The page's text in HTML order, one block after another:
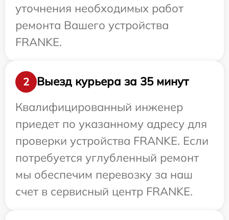
уточнения необходимых работ
ремонта Вашего устройства
FRANKE.
2
Выезд курьера за 35 минут
Квалифицированный инженер
приедет по указанному адресу для
проверки устройства FRANKE. Если
потребуется углубленный ремонт
мы обеспечим перевозку за наш
счет в сервисный центр FRANKE.